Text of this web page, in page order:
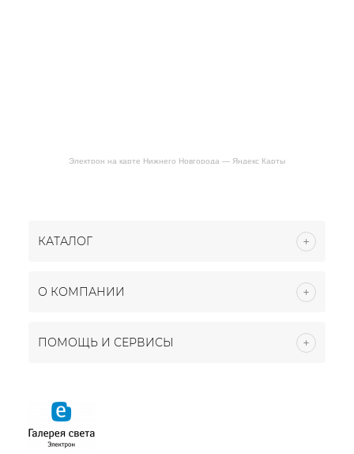
Электрон на карте Нижнего Новгорода — Яндекс Карты
КАТАЛОГ
О КОМПАНИИ
ПОМОЩЬ И СЕРВИСЫ